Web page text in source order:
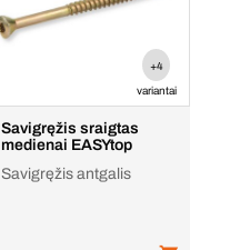
+4
variantai
Savigręžis sraigtas
medienai EASYtop
Savigręžis antgalis